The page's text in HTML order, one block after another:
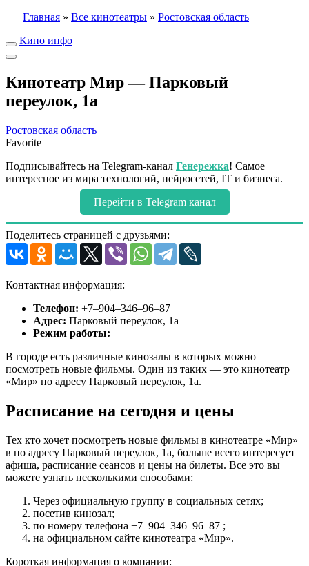
Главная » Все кинотеатры » Ростовская область
Кино инфо
Кинотеатр Мир — Парковый
переулок, 1а
Ростовская область
Favorite
Подписывайтесь на Telegram-канал Генережка! Самое
интересное из мира технологий, нейросетей, IT и бизнеса.
Перейти в Telegram канал
Поделитесь страницей с друзьями:
Контактная информация:
Телефон: +7‒904‒346‒96‒87
Адрес: Парковый переулок, 1а
Режим работы:
В городе есть различные кинозалы в которых можно
посмотреть новые фильмы. Один из таких — это кинотеатр
«Мир» по адресу Парковый переулок, 1а.
Расписание на сегодня и цены
Тех кто хочет посмотреть новые фильмы в кинотеатре «Мир»
в по адресу Парковый переулок, 1а, больше всего интересует
афиша, расписание сеансов и цены на билеты. Все это вы
можете узнать несколькими способами:
Через официальную группу в социальных сетях;
посетив кинозал;
по номеру телефона +7‒904‒346‒96‒87 ;
на официальном сайте кинотеатра «Мир».
Короткая информация о компании: